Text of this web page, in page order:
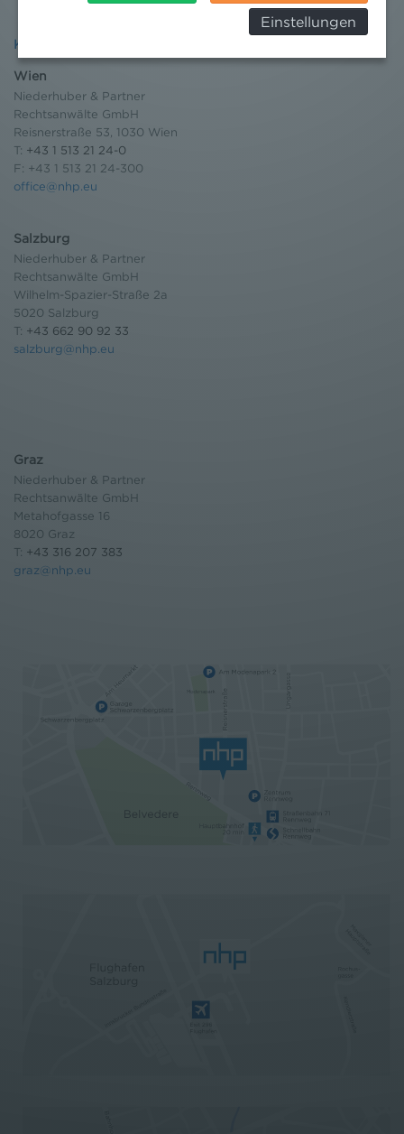
Kontakt
Wien
Niederhuber & Partner
Rechtsanwälte GmbH
Reisnerstraße 53, 1030 Wien
T: +43 1 513 21 24-0
F: +43 1 513 21 24-300
office@nhp.eu
Salzburg
Niederhuber & Partner
Rechtsanwälte GmbH
Wilhelm-Spazier-Straße 2a
5020 Salzburg
T: +43 662 90 92 33
salzburg@nhp.eu
Graz
Niederhuber & Partner
Rechtsanwälte GmbH
Metahofgasse 16
8020 Graz
T: +43 316 207 383
graz@nhp.eu
Behörden, zu Kontroll- und zu
Überwachungszwecken, verarbeitet werden und
werden können. Zudem finden Sie am
Bildschirmrand ein Cookie-Icon wo Sie jederzeit Ihre
Einwilligung widerrufen und Widerspruch ausüben.
Weitere Infomationen finden Sie hier:
Datenschutzerklärung
Einstellungen